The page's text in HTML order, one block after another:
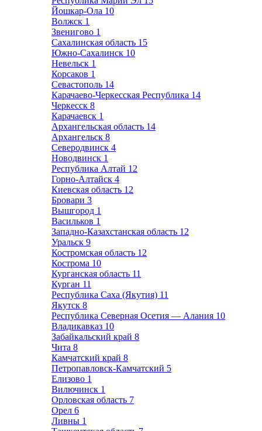
Йошкар-Ола 10
Волжск 1
Звенигово 1
Сахалинская область 15
Южно-Сахалинск 10
Невельск 1
Корсаков 1
Севастополь 14
Карачаево-Черкесская Республика 14
Черкесск 8
Карачаевск 1
Архангельская область 14
Архангельск 8
Северодвинск 4
Новодвинск 1
Республика Алтай 12
Горно-Алтайск 4
Киевская область 12
Бровари 3
Вышгород 1
Васильков 1
Западно-Казахстанская область 12
Уральск 9
Костромская область 12
Кострома 10
Курганская область 11
Курган 11
Республика Саха (Якутия) 11
Якутск 8
Республика Северная Осетия — Алания 10
Владикавказ 10
Забайкальский край 8
Чита 8
Камчатский край 8
Петропавловск-Камчатский 5
Елизово 1
Вилючинск 1
Орловская область 7
Орел 6
Ливны 1